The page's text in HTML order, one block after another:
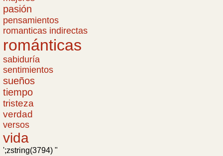
pasión
pensamientos
romanticas indirectas
románticas
sabiduría
sentimientos
sueños
tiempo
tristeza
verdad
versos
vida
';zstring(3794) "